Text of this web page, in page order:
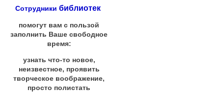
Сотрудники библиотек
помогут вам с пользой
заполнить Ваше свободное
время:
узнать что-то новое,
неизвестное, проявить
творческое воображение,
просто полистать